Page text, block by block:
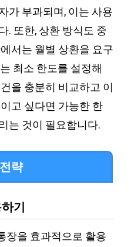
가 부과되며, 이는 사용
. 또한, 상환 방식도 중
서는 월별 상환을 요구
최소 한도를 설정해
을 충분히 비교하고 이
고 싶다면 가능한 한
는 것이 필요합니다.
략
기
장을 효과적으로 활용